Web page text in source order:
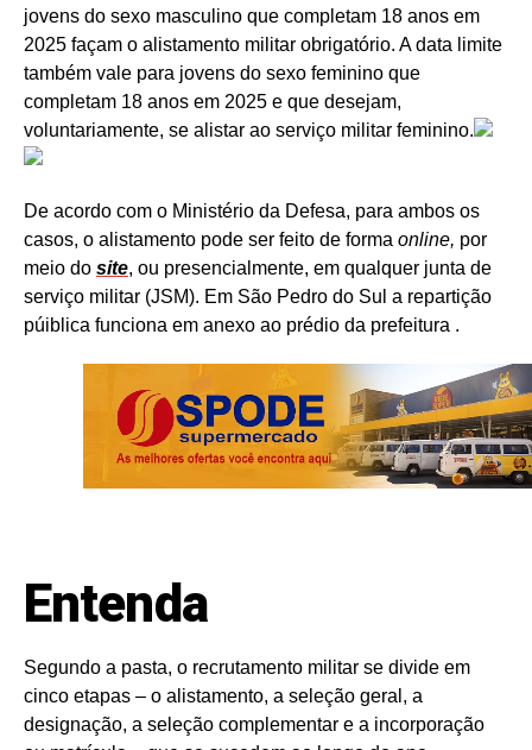
jovens do sexo masculino que completam 18 anos em
2025 façam o alistamento militar obrigatório. A data limite
também vale para jovens do sexo feminino que
completam 18 anos em 2025 e que desejam,
voluntariamente, se alistar ao serviço militar feminino.
De acordo com o Ministério da Defesa, para ambos os
casos, o alistamento pode ser feito de forma online, por
meio do site, ou presencialmente, em qualquer junta de
serviço militar (JSM). Em São Pedro do Sul a repartição
púiblica funciona em anexo ao prédio da prefeitura .
Entenda
Segundo a pasta, o recrutamento militar se divide em
cinco etapas – o alistamento, a seleção geral, a
designação, a seleção complementar e a incorporação